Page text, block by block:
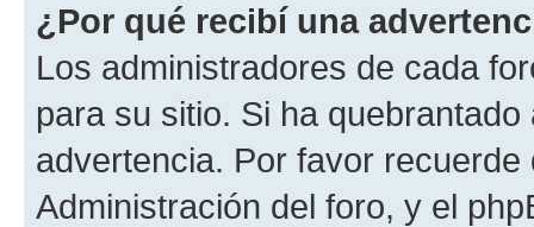
¿Por qué recibí una
Los administradores de cada
para su sitio. Si ha
advertencia. Por favor
Administración del foro, y el